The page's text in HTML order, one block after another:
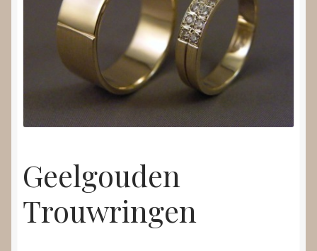
Submenu
uitvouwen
Geelgouden
Trouwringen